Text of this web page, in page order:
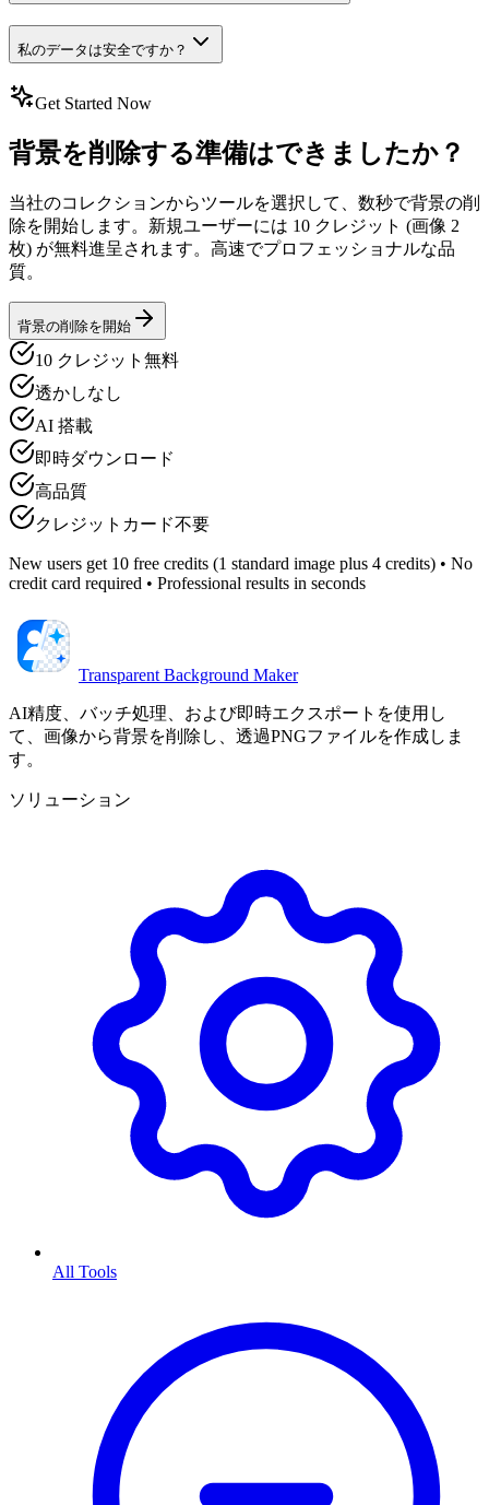
私のデータは安全ですか？
Get Started Now
背景を削除する準備はできましたか？
当社のコレクションからツールを選択して、数秒で背景の削
除を開始します。新規ユーザーには 10 クレジット (画像 2
枚) が無料進呈されます。高速でプロフェッショナルな品
質。
背景の削除を開始
10 クレジット無料
透かしなし
AI 搭載
即時ダウンロード
高品質
クレジットカード不要
New users get 10 free credits (1 standard image plus 4 credits) • No
credit card required • Professional results in seconds
Transparent Background Maker
AI精度、バッチ処理、および即時エクスポートを使用し
て、画像から背景を削除し、透過PNGファイルを作成しま
す。
ソリューション
All Tools